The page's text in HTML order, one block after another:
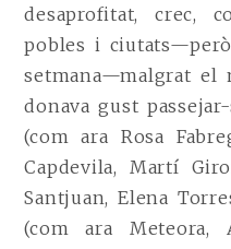
desaprofitat, crec,
pobles i
setmana—malgrat el
donava gust
(com ara Rosa
Capdevila, Martí
Santjuan, Elena
(com ara Meteora,